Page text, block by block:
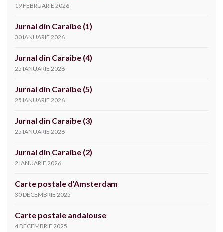
19 FEBRUARIE 2026
Jurnal din Caraibe (1)
30 IANUARIE 2026
Jurnal din Caraibe (4)
25 IANUARIE 2026
Jurnal din Caraibe (5)
25 IANUARIE 2026
Jurnal din Caraibe (3)
25 IANUARIE 2026
Jurnal din Caraibe (2)
2 IANUARIE 2026
Carte postale d’Amsterdam
30 DECEMBRIE 2025
Carte postale andalouse
4 DECEMBRIE 2025